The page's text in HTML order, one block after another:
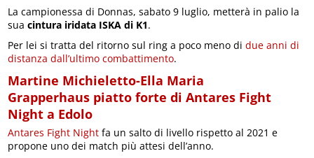
La campionessa di Donnas, sabato 9 luglio, metterà in palio la
suacintura iridata ISKA di K1.
Per lei si tratta del ritorno sul ring a poco meno didue anni di
distanza dall’ultimo combattimento.
Martine Michieletto-Ella Maria
Grapperhaus piatto forte di Antares Fight
Night a Edolo
Antares Fight Night fa un salto di livello rispetto al 2021 e
propone uno dei match più attesi dell’anno.